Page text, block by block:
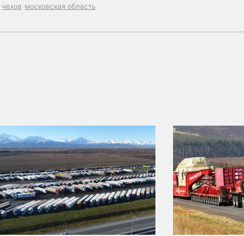
чехов московская область